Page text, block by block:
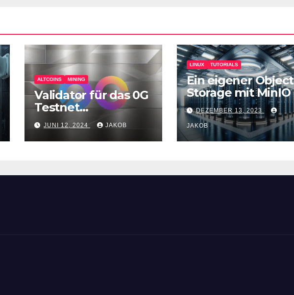
ALTCOINS MINING
Validator für das 0G
Testnet
bereitstellen
JUNI 12, 2024 JAKOB
LINUX TUTORIALS
Ein eigener Object
Storage mit MinIO
DEZEMBER 13, 2023
JAKOB